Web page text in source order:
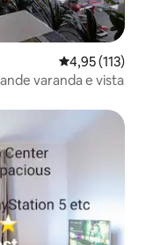
4,95 de uma
4,95 (113)
varanda e vista